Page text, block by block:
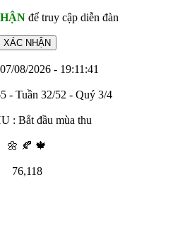
để truy cập diễn đàn
08/2026 - 19:11:41
- Tuần 32/52 - Quý 3/4
: Bắt đầu mùa thu
🌼 🍂 🍁
76,118